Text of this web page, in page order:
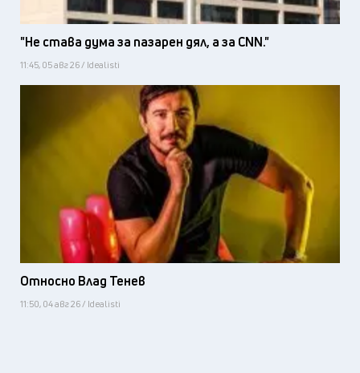
"Не става дума за пазарен дял, а за CNN."
11:45, 05 авг 26 / Idealisti
Относно Влад Тенев
11:50, 04 авг 26 / Idealisti